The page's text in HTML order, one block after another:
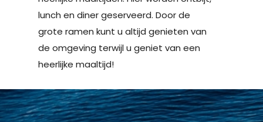
lunch en diner geserveerd. Door de
grote ramen kunt u altijd genieten van
de omgeving terwijl u geniet van een
heerlijke maaltijd!